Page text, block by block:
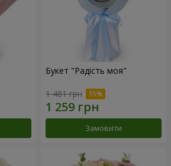
Букет "Радість моя"
1 481 грн
Замовити